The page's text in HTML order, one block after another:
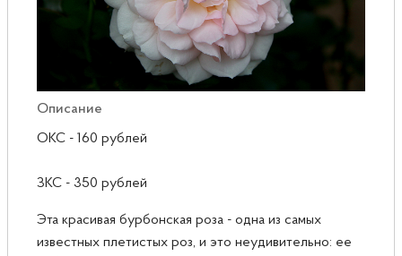
Описание
ОКС - 160 рублей
ЗКС - 350 рублей
Эта красивая бурбонская роза - одна из самых
известных плетистых роз, и это неудивительно: ее